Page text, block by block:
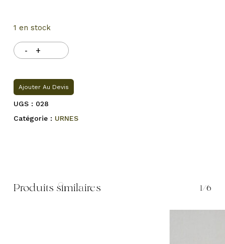
1 en stock
Ajouter Au Devis
UGS : 028
Catégorie : URNES
Produits similaires 1/6